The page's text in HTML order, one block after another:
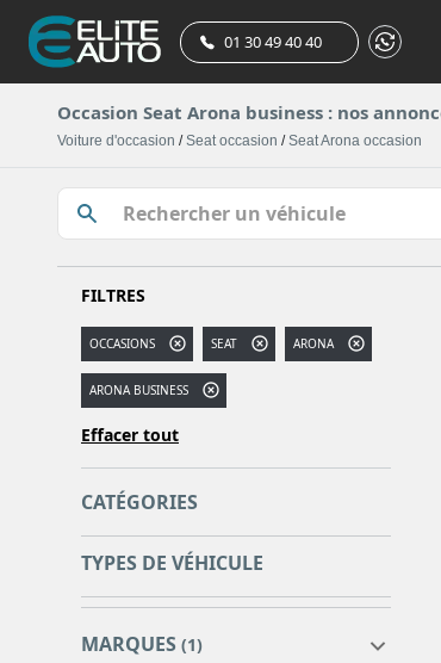
01 30 49 40 40
Occasion Seat Arona business : nos
Voiture d'occasion /Seat occasion /Seat Arona occasion
FILTRES
OCCASIONS SEAT ARONA
ARONA BUSINESS
Effacer tout
CATÉGORIES
TYPES DE VÉHICULE
MARQUES (1)